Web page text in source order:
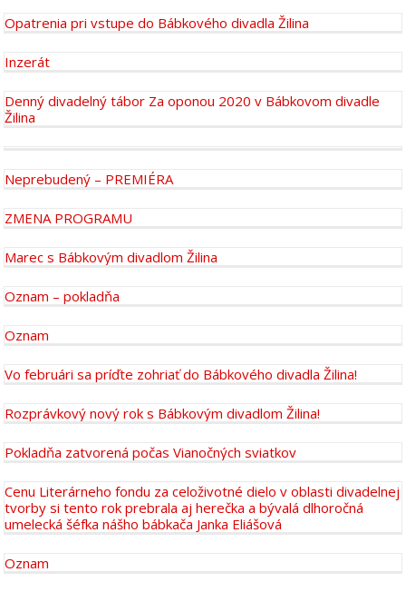
Opatrenia pri vstupe do Bábkového divadla Žilina
Inzerát
Denný divadelný tábor Za oponou 2020 v Bábkovom divadle
Žilina
Neprebudený – PREMIÉRA
ZMENA PROGRAMU
Marec s Bábkovým divadlom Žilina
Oznam – pokladňa
Oznam
Vo februári sa príďte zohriať do Bábkového divadla Žilina!
Rozprávkový nový rok s Bábkovým divadlom Žilina!
Pokladňa zatvorená počas Vianočných sviatkov
Cenu Literárneho fondu za celoživotné dielo v oblasti divadelnej
tvorby si tento rok prebrala aj herečka a bývalá dlhoročná
umelecká šéfka nášho bábkača Janka Eliášová
Oznam